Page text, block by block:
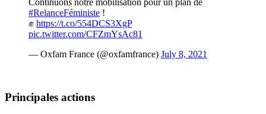
Continuons notre mobilisation pour un plan de
#RelanceFéministe !
✊ https://t.co/554DCS3XgP
pic.twitter.com/CFZmYsAc81
— Oxfam France (@oxfamfrance) July 8, 2021
Principales actions